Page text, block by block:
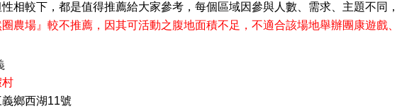
相較下，都是值得推薦給大家參考， 每個區域因參與人數 、需求 、主題不同
圈農場 』較不推薦，因其可活動之腹地面積不足，不適合該場地舉辦團康遊戲
村
鄉西湖11號